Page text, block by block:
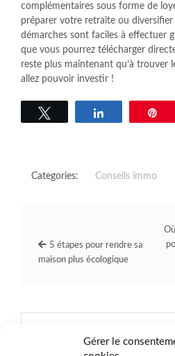
Gérer le
complémentaires sous forme de
préparer votre retraite ou
démarches sont faciles à effectuer
que vous pourrez télécharger
reste plus maintenant qu’à trouver
allez pouvoir investir !
Partagez
Categories: Conseils immo
5 étapes pour rendre sa
maison plus écologique